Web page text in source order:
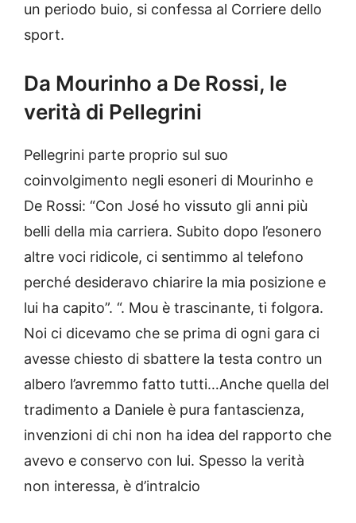
un periodo buio, si confessa al Corriere dello
sport.
Da Mourinho a De Rossi, le
verità di Pellegrini
Pellegrini parte proprio sul suo
coinvolgimento negli esoneri di Mourinho e
De Rossi: “Con José ho vissuto gli anni più
belli della mia carriera. Subito dopo l’esonero
altre voci ridicole, ci sentimmo al telefono
perché desideravo chiarire la mia posizione e
lui ha capito”. “. Mou è trascinante, ti folgora.
Noi ci dicevamo che se prima di ogni gara ci
avesse chiesto di sbattere la testa contro un
albero l’avremmo fatto tutti…Anche quella del
tradimento a Daniele è pura fantascienza,
invenzioni di chi non ha idea del rapporto che
avevo e conservo con lui. Spesso la verità
non interessa, è d’intralcio